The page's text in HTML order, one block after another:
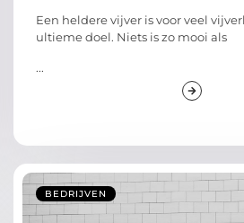
Een heldere vijver is voor veel
ultieme doel. Niets is zo mooi als
...
BEDRIJVEN